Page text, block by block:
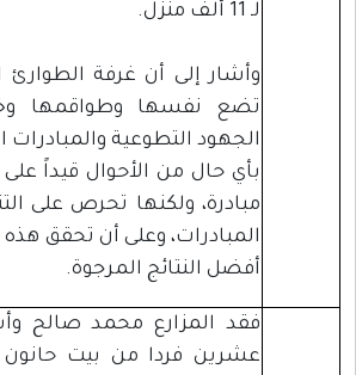
لـ 11 ألف منزل.
وأشار إلى أن غرفة الطوارئ
تضع نفسها وطواقمها
الجهود التطوعية
بأي حال من الأحوال قيداً
مبادرة، ولكنها تحرص على
المبادرات، وعلى أن تحقق
أفضل النتائج المرجوة.
فقد المزارع محمد صالح
عشرين فردا من بيت